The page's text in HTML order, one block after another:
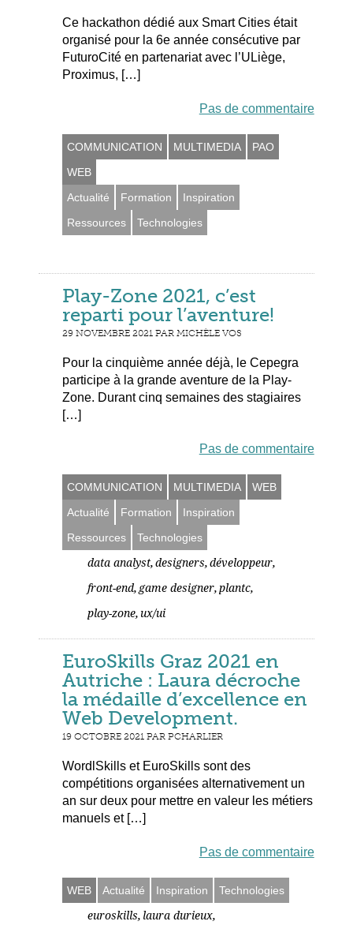
Ce hackathon dédié aux Smart Cities était
organisé pour la 6e année consécutive par
FuturoCité en partenariat avec l’ULiège,
Proximus, […]
Pas de commentaire
COMMUNICATION MULTIMEDIA
PAO
WEB
Actualité
Formation
Inspiration
Ressources
Technologies
Play-Zone 2021, c’est
reparti pour l’aventure!
29 NOVEMBRE 2021 PAR MICHÈLE VOS
Pour la cinquième année déjà, le Cepegra
participe à la grande aventure de la Play-
Zone. Durant cinq semaines des stagiaires
[…]
Pas de commentaire
COMMUNICATION MULTIMEDIA
WEB
Actualité
Formation
Inspiration
Ressources
Technologies
data analyst, designers, développeur,
front-end, game designer, plantc,
play-zone, ux/ui
EuroSkills Graz 2021 en
Autriche : Laura décroche
la médaille d’excellence en
Web Development.
19 OCTOBRE 2021 PAR PCHARLIER
WordlSkills et EuroSkills sont des
compétitions organisées alternativement un
an sur deux pour mettre en valeur les métiers
manuels et […]
Pas de commentaire
WEB Actualité Inspiration
Technologies
euroskills, laura durieux,